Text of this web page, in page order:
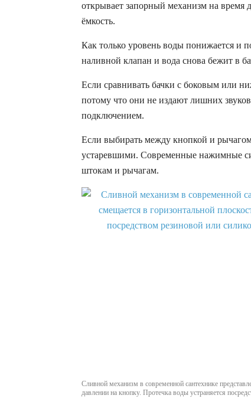
открывает запорный механизм на время
ёмкость.
Как только уровень воды понижается и
наливной клапан и вода снова бежит в
Если сравнивать бачки с боковым или
потому что они не издают лишних
подключением.
Если выбирать между кнопкой и
устаревшими. Современные нажимные
штокам и рычагам.
Сливной механизм в современной сантехнике
давлении на кнопку. Протечка воды устраняется